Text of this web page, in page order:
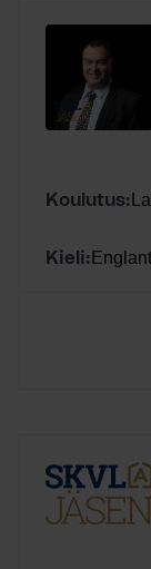
Koulutus:
Kieli: